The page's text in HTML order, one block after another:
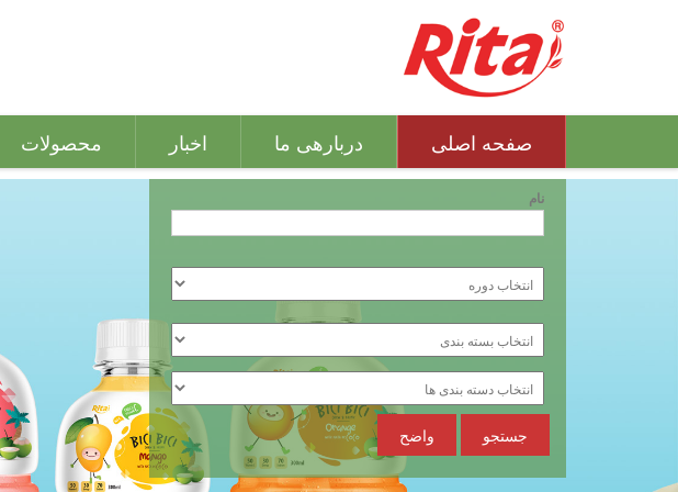
صفحه اصلی دربارهی ما اخبار محصولات
نام
جستجو واضح